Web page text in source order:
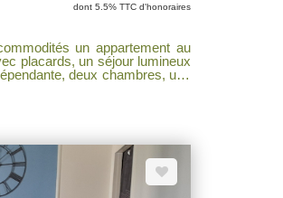
dont 5.5% TTC d'honoraires
un séjour lumineux
deux chambres, une